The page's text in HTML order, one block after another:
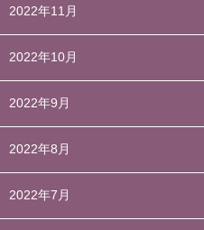
2022年11月
2022年10月
2022年9月
2022年8月
2022年7月